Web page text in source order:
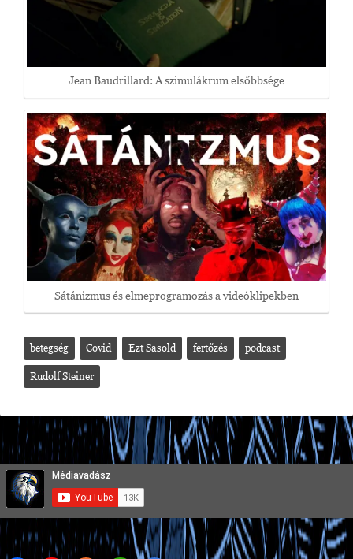
Jean Baudrillard: A szimulákrum elsőbbsége
Sátánizmus és elmeprogramozás a videóklipekben
betegség Covid Ezt Sasold fertőzés podcast
Rudolf Steiner